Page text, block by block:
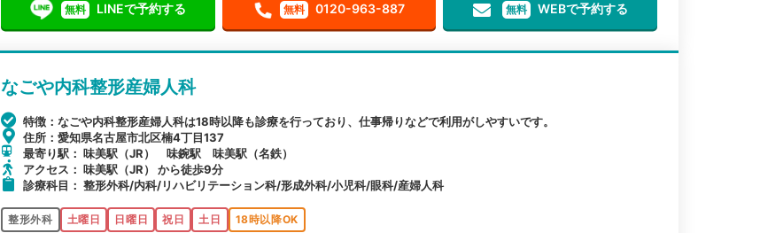
無料 LINEで予約する 無料 0120-963-887 無料 WEBで予約する
なごや内科整形産婦人科
特徴：なごや内科整形産婦人科は18時以降も診療を行っており、仕事帰りなどで利用がしやすいです。
住所：愛知県名古屋市北区楠4丁目137
最寄り駅： 味美駅（JR） 味鋺駅 味美駅（名鉄）
アクセス： 味美駅（JR） から徒歩9分
診療科目： 整形外科/内科/リハビリテーション科/形成外科/小児科/眼科/産婦人科
整形外科 土曜日 日曜日 祝日 土日 18時以降OK